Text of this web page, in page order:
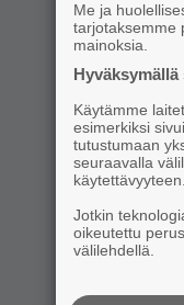
Me ja
tarjotaksemme
mainoksia.
Käytämme
esimerkiksi
tutustumaan
seuraavalla
käytettävyyteen.
Jotkin
oikeutettu
välilehdellä.